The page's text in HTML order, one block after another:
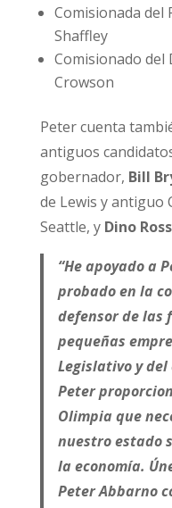
Comisionada del
Shaffley
Comisionado
Crowson
Peter cuenta
antiguos
gobernador, Bill
de Lewis y antiguo
Seattle, y Dino
“He apoyado a
probado en la
defensor de las
pequeñas
Legislativo y
Peter
Olimpia que
nuestro estado
la economía.
Peter Abbarno